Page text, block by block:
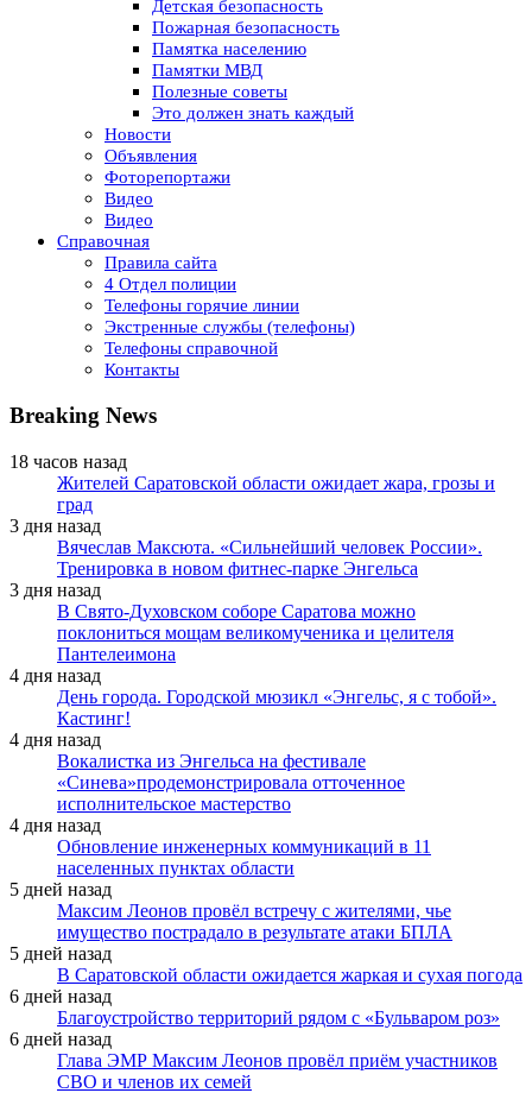
Детская безопасность
Пожарная безопасность
Памятка населению
Памятки МВД
Полезные советы
Это должен знать каждый
Новости
Объявления
Фоторепортажи
Видео
Видео
Справочная
Правила сайта
4 Отдел полиции
Телефоны горячие линии
Экстренные службы (телефоны)
Телефоны справочной
Контакты
Breaking News
18 часов назад
Жителей Саратовской области ожидает жара, грозы и
град
3 дня назад
Вячеслав Максюта. «Сильнейший человек России».
Тренировка в новом фитнес-парке Энгельса
3 дня назад
В Свято-Духовском соборе Саратова можно
поклониться мощам великомученика и целителя
Пантелеимона
4 дня назад
День города. Городской мюзикл «Энгельс, я с тобой».
Кастинг!
4 дня назад
Вокалистка из Энгельса на фестивале
«Синева»продемонстрировала отточенное
исполнительское мастерство
4 дня назад
Обновление инженерных коммуникаций в 11
населенных пунктах области
5 дней назад
Максим Леонов провёл встречу с жителями, чье
имущество пострадало в результате атаки БПЛА
5 дней назад
В Саратовской области ожидается жаркая и сухая погода
6 дней назад
Благоустройство территорий рядом с «Бульваром роз»
6 дней назад
Глава ЭМР Максим Леонов провёл приём участников
СВО и членов их семей